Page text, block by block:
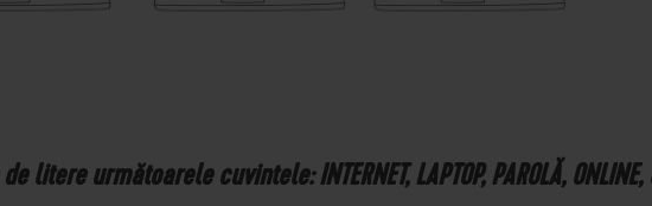
următoarele cuvintele: INTERNET, LAPTOP, PAROLĂ, ONLINE,